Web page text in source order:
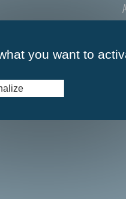
you want to